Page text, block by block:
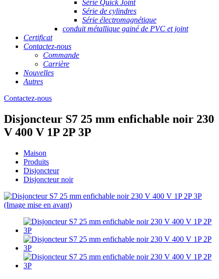
Série Quick Joint
Série de cylindres
Série électromagnétique
conduit métallique gainé de PVC et joint
Certificat
Contactez-nous
Commande
Carrière
Nouvelles
Autres
Contactez-nous
Disjoncteur S7 25 mm enfichable noir 230
V 400 V 1P 2P 3P
Maison
Produits
Disjoncteur
Disjoncteur noir